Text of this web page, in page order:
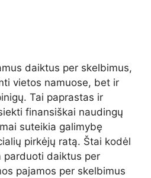
daiktus per skelbimus,
vietos namuose, bet ir
Tai paprastas ir
finansiškai naudingų
suteikia galimybę
pirkėjų ratą. Štai kodėl
parduoti daiktus per
pajamos per skelbimus